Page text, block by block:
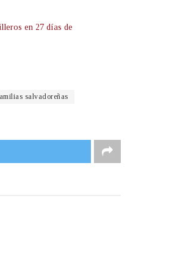
en 27 días de
salvadoreñas